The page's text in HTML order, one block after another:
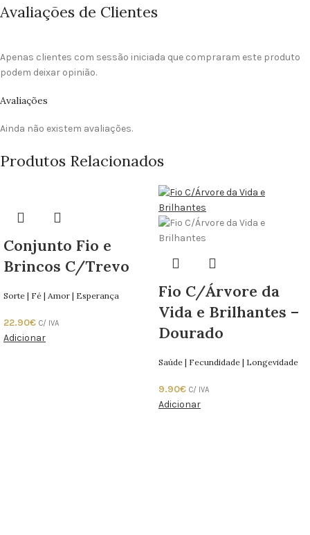
Avaliações de Clientes
Avaliações
Ainda não existem avaliações.
Apenas clientes com sessão iniciada que compraram este produto
podem deixar opinião.
Produtos Relacionados
Conjunto Fio e
Brincos C/Trevo
Sorte | Fé | Amor | Esperança
22.90€ C/ IVA
Adicionar
Fio C/Árvore da
Vida e Brilhantes –
Dourado
Saúde | Fecundidade | Longevidade
9.90€ C/ IVA
Adicionar